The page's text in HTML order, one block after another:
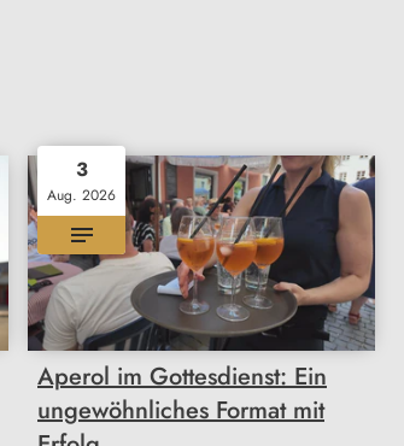
3
Aug. 2026
Aperol im Gottesdienst: Ein
ungewöhnliches Format mit